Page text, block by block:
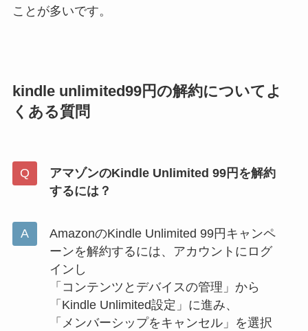
ことが多いです。
kindle unlimited99円の解約についてよ
くある質問
アマゾンのKindle Unlimited 99円を解約
するには？
AmazonのKindle Unlimited 99円キャンペ
ーンを解約するには、アカウントにログ
インし
「コンテンツとデバイスの管理」から
「Kindle Unlimited設定」に進み、
「メンバーシップをキャンセル」を選択